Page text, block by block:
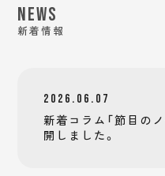
NEWS
新着情報
2026.06.07
新着コラム「節目の
開しました。